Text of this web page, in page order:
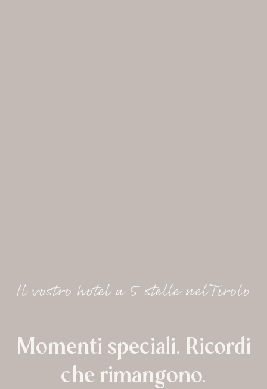
Il vostro hotel a 5 stelle nel Tirolo
Momenti speciali. Ricordi
che rimangono.